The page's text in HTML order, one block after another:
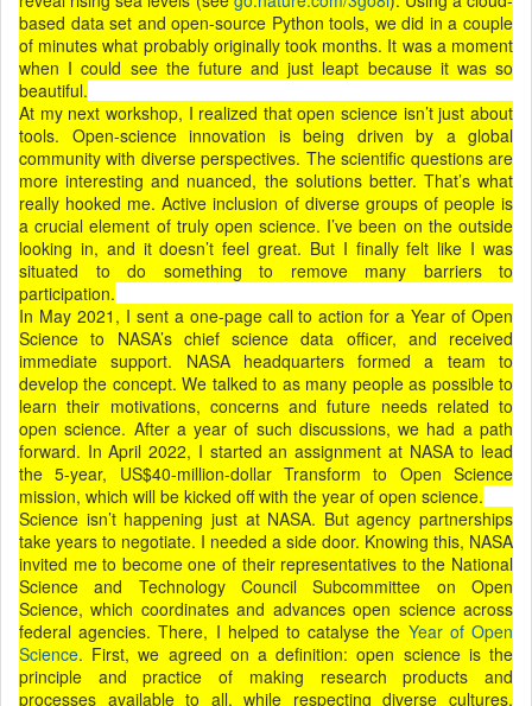
based data set and open-source Python tools, we did in a couple
of minutes what probably originally took months. It was a moment
when I could see the future and just leapt because it was so
beautiful.
At my next workshop, I realized that open science isn’t just about
tools. Open-science innovation is being driven by a global
community with diverse perspectives. The scientific questions are
more interesting and nuanced, the solutions better. That’s what
really hooked me. Active inclusion of diverse groups of people is
a crucial element of truly open science. I’ve been on the outside
looking in, and it doesn’t feel great. But I finally felt like I was
situated to do something to remove many barriers to
participation.
In May 2021, I sent a one-page call to action for a Year of Open
Science to NASA’s chief science data officer, and received
immediate support. NASA headquarters formed a team to
develop the concept. We talked to as many people as possible to
learn their motivations, concerns and future needs related to
open science. After a year of such discussions, we had a path
forward. In April 2022, I started an assignment at NASA to lead
the 5-year, US$40-million-dollar Transform to Open Science
mission, which will be kicked off with the year of open science.
Science isn’t happening just at NASA. But agency partnerships
take years to negotiate. I needed a side door. Knowing this, NASA
invited me to become one of their representatives to the National
Science and Technology Council Subcommittee on Open
Science, which coordinates and advances open science across
federal agencies. There, I helped to catalyse the Year of Open
Science. First, we agreed on a definition: open science is the
principle and practice of making research products and
processes available to all, while respecting diverse cultures,